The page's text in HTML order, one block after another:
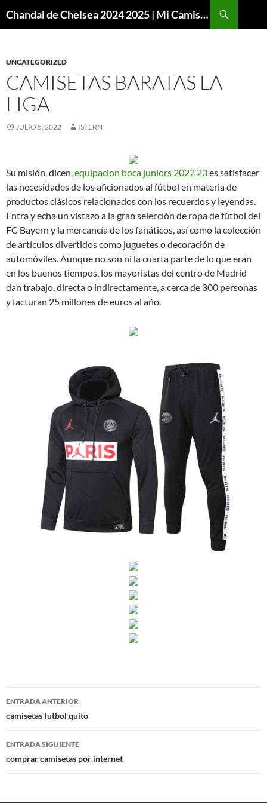
Chandal de Chelsea 2024 2025 | Mi Camiseta Futbol
UNCATEGORIZED
CAMISETAS BARATAS LA
LIGA
JULIO 5, 2022 ISTERN
Su misión, dicen,equipacion boca juniors 2022 23es satisfacer
las necesidades de los aficionados al fútbol en materia de
productos clásicos relacionados con los recuerdos y leyendas.
Entra y echa un vistazo a la gran selección de ropa de fútbol del
FC Bayern y la mercancía de los fanáticos, así como la colección
de artículos divertidos como juguetes o decoración de
automóviles. Aunque no son ni la cuarta parte de lo que eran
en los buenos tiempos, los mayoristas del centro de Madrid
dan trabajo, directa o indirectamente, a cerca de 300 personas
y facturan 25 millones de euros al año.
Navegación
de
entradas
ENTRADA ANTERIOR
camisetas futbol quito
ENTRADA SIGUIENTE
comprar camisetas por internet